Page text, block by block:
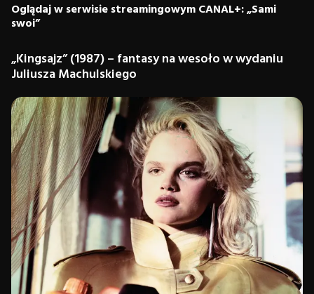
Oglądaj w serwisie streamingowym CANAL+: „Sami
swoi”
„Kingsajz” (1987) – fantasy na wesoło w wydaniu
Juliusza Machulskiego